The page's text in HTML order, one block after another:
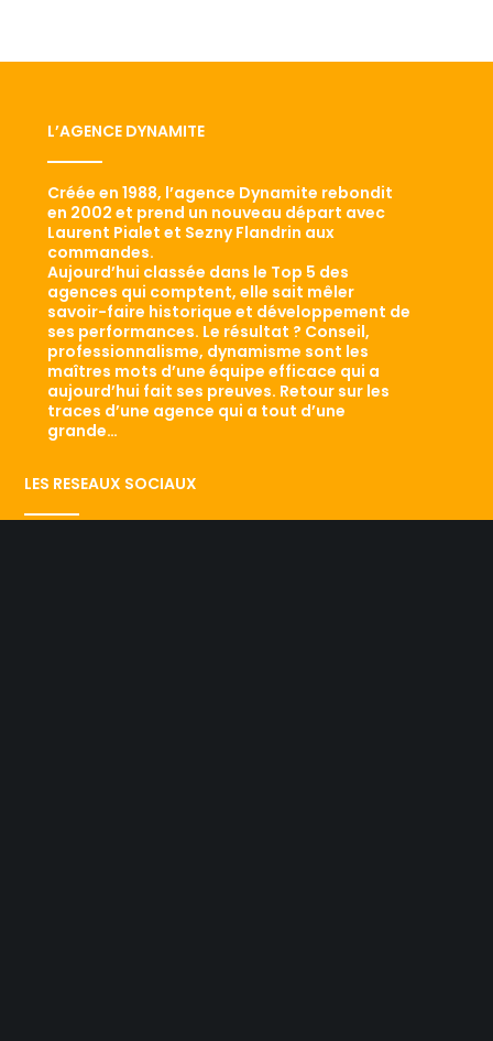
L’AGENCE DYNAMITE
Créée en 1988, l’agence Dynamite rebondit
en 2002 et prend un nouveau départ avec
Laurent Pialet et Sezny Flandrin aux
commandes.
Aujourd’hui classée dans le Top 5 des
agences qui comptent, elle sait mêler
savoir-faire historique et développement de
ses performances. Le résultat ? Conseil,
professionnalisme, dynamisme sont les
maîtres mots d’une équipe efficace qui a
aujourd’hui fait ses preuves. Retour sur les
traces d’une agence qui a tout d’une
grande…
LES RESEAUX SOCIAUX